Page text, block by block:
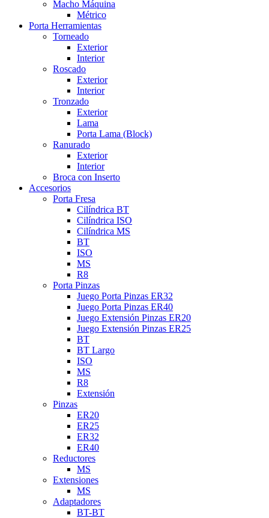
Macho Máquina
Métrico
Porta Herramientas
Torneado
Exterior
Interior
Roscado
Exterior
Interior
Tronzado
Exterior
Lama
Porta Lama (Block)
Ranurado
Exterior
Interior
Broca con Inserto
Accesorios
Porta Fresa
Cilíndrica BT
Cilíndrica ISO
Cilíndrica MS
BT
ISO
MS
R8
Porta Pinzas
Juego Porta Pinzas ER32
Juego Porta Pinzas ER40
Juego Extensión Pinzas ER20
Juego Extensión Pinzas ER25
BT
BT Largo
ISO
MS
R8
Extensión
Pinzas
ER20
ER25
ER32
ER40
Reductores
MS
Extensiones
MS
Adaptadores
BT-BT